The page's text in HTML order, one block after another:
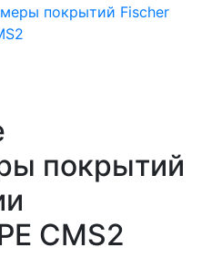
покрытий
CMS2